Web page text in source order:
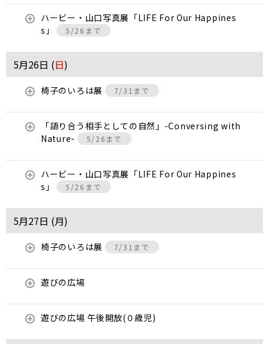
ハービー・山口写真展「LIFE For Our Happines
s」
5/26まで
5月26日 (日)
椅子のいろは展 7/31まで
「語り合う相手としての自然」-Conversing with
Nature-
5/26まで
ハービー・山口写真展「LIFE For Our Happines
s」
5/26まで
5月27日 (月)
椅子のいろは展 7/31まで
遊びの広場
遊びの広場 午後開放(０歳児)